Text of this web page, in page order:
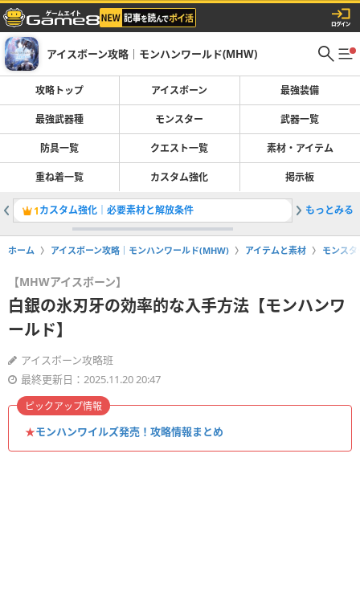
アイスボーン攻略｜モンハンワールド(MHW)
攻略トップ アイスボーン 最強装備
最強武器種 モンスター 武器一覧
防具一覧 クエスト一覧 素材・アイテム
重ね着一覧 カスタム強化 掲示板
1カスタム強化｜必要素材と解放条件 2ムフェ
もっとみる
ホーム アイスボーン攻略｜モンハンワールド(MHW) アイテムと素材 モンス
【MHWアイスボーン】
白銀の氷刃牙の効率的な入手方法【モンハンワ
ールド】
アイスボーン攻略班
最終更新日：2025.11.20 20:47
★モンハンワイルズ発売！攻略情報まとめ
ピックアップ情報